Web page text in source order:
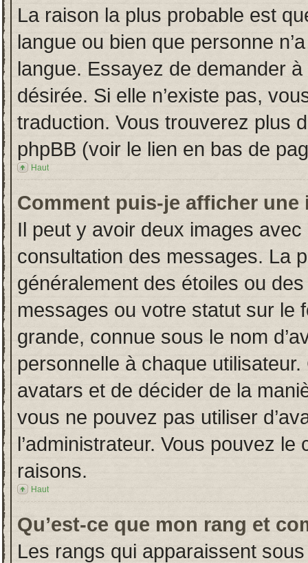
La raison la plus probable est
langue ou bien que personne
langue. Essayez de demander à
désirée. Si elle n’existe pas,
traduction. Vous trouverez plus
phpBB (voir le lien en bas de
Haut
Comment puis-je afficher une
Il peut y avoir deux images
consultation des messages. La
généralement des étoiles ou
messages ou votre statut sur le
grande, connue sous le nom
personnelle à chaque utilisateur.
avatars et de décider de la
vous ne pouvez pas utiliser
l’administrateur. Vous pouvez
raisons.
Haut
Qu’est-ce que mon rang et
Les rangs qui apparaissent